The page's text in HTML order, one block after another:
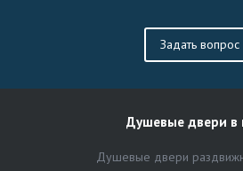
Задать вопрос
Душевые двери в
Душевые двери